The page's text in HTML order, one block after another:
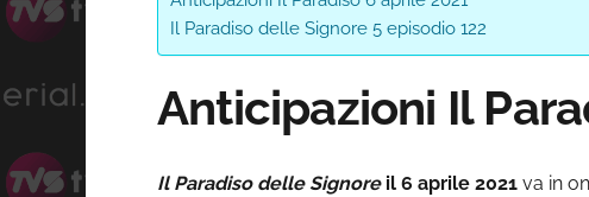
Il Paradiso delle Signore 5 episodio 122
Anticipazioni Il
Il Paradiso delle Signoreil 6 aprile 2021 va in